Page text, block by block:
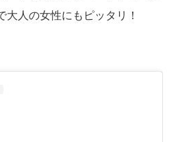
大人の女性にもピッタリ！